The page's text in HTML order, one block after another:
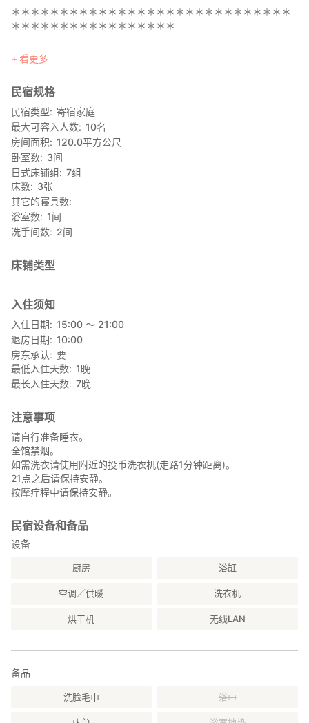
＊＊＊＊＊＊＊＊＊＊＊＊＊＊＊＊＊＊＊＊＊＊＊＊＊＊＊＊＊
＊＊＊＊＊＊＊＊＊＊＊＊＊＊＊＊＊
吹着海风眺望大海,在房间里享受放松的悠闲时光吧。
孩子们也可以一起参加制作环保皂教室。
我们为您准备了全家都可以开心享受的体验课程,邀您来参与。
■免费停车场：有
看更多
民宿规格
民宿类型
寄宿家庭
最大可容入人数 10名
房间面积
120.0平方公尺
卧室数
3间
日式床铺组
7组
床数
3张
其它的寝具数
浴室数 1间
洗手间数
2间
床铺类型
入住须知
入住日期
15:00 〜 21:00
退房日期
10:00
房东承认
要
最低入住天数 1晚
最长入住天数 7晚
注意事项
请自行准备睡衣。
全馆禁烟。
如需洗衣请使用附近的投币洗衣机(走路1分钟距离)。
21点之后请保持安静。
按摩疗程中请保持安静。
民宿设备和备品
设备
厨房 浴缸
空调／供暖 洗衣机
烘干机 无线LAN
备品
洗脸毛巾 浴巾